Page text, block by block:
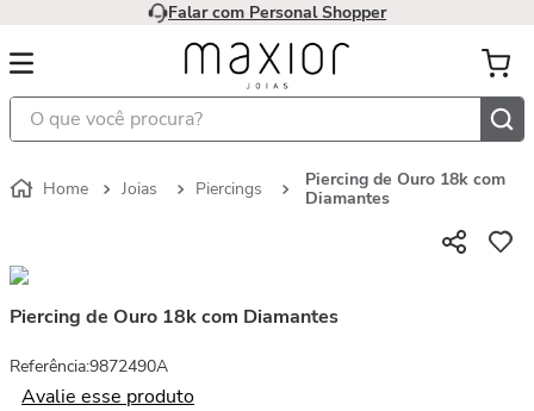
Falar com Personal Shopper
O que você procura?
Joias Piercings
Piercing de Ouro 18k com
Diamantes
Piercing de Ouro 18k com Diamantes
Referência:9872490A
Avalie esse produto